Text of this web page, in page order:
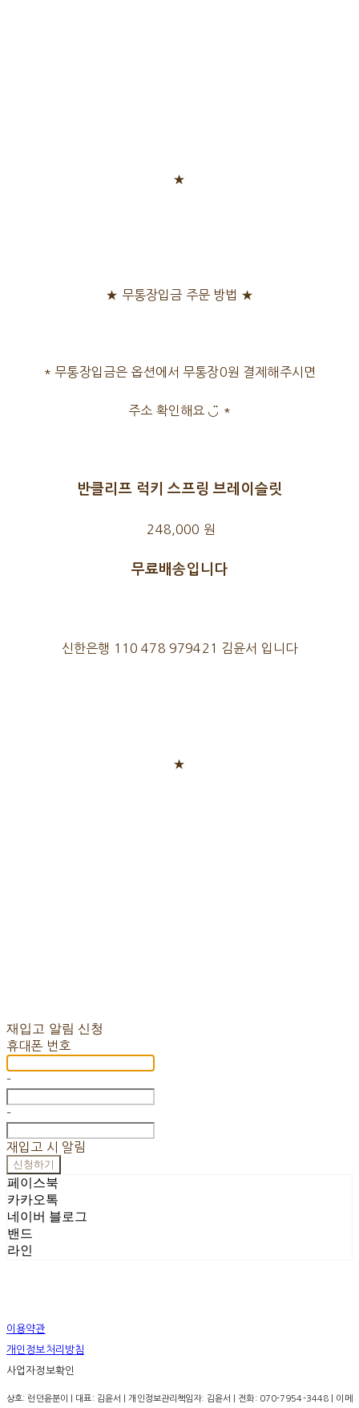
★
★ 무통장입금 주문 방법 ★
* 무통장입금은 옵션에서 무통장0원 결제해주시면
주소 확인해요 ◡̈ *
반클리프 럭키 스프링 브레이슬릿
248,000 원
무료배송입니다
신한은행 110 478 979421 김윤서 입니다
★
재입고 알림 신청
휴대폰 번호
-
-
재입고 시 알림
신청하기
페이스북
카카오톡
네이버 블로그
밴드
라인
이용약관
개인정보처리방침
사업자정보확인
상호: 런던윤분이 | 대표: 김윤서 | 개인정보관리책임자: 김윤서 | 전화: 070-7954-3448 | 이메